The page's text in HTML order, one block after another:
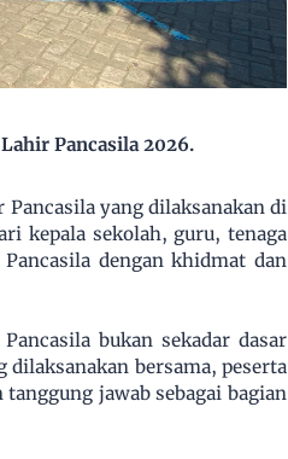
Pancasila 2026.
yang dilaksanakan di
kepala sekolah, guru, tenaga
dengan khidmat dan
bukan sekadar dasar
bersama, peserta
jawab sebagai bagian